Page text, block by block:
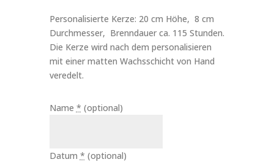
Personalisierte Kerze: 20 cm Höhe, 8 cm
Durchmesser, Brenndauer ca. 115 Stunden.
Die Kerze wird nach dem personalisieren
mit einer matten Wachsschicht von Hand
veredelt.
Name * (optional)
Datum * (optional)